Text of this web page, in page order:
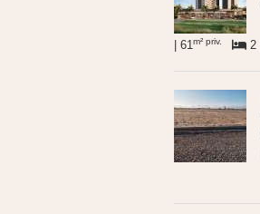
| 61m² priv. 2 |